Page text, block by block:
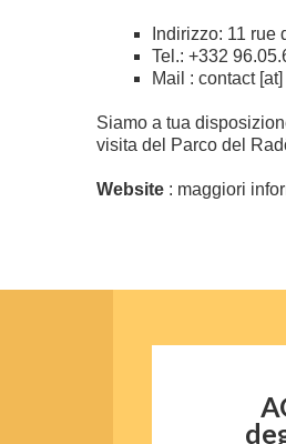
Indirizzo: 11
Tel.: +332
Mail : contact
Siamo a tua
visita del Parco del
Website : maggiori